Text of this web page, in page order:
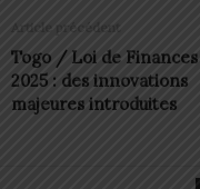
Article précédent
Togo / Loi de Finances
2025 : des innovations
majeures introduites